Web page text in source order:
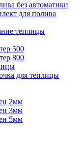
без автоматики
для полива
теплицы
500
800
для теплицы
2мм
3мм
5мм